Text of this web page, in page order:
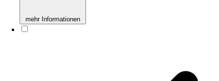
mehr Informationen